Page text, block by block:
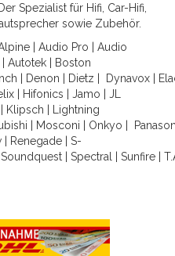
Spezialist für Hifi, Car-Hifi,
sowie Zubehör.
| Audio Pro
Audio
Autotek
Boston
Denon Dietz Dynavox
Hifonics Jamo
JL
Klipsch
Lightning
Mosconi Onkyo
| Renegade| S-
Soundquest Spectral Sunfire